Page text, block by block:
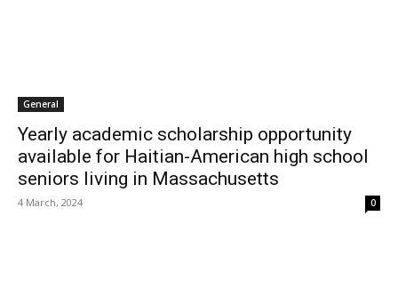
General
Yearly academic scholarship opportunity
available for Haitian-American high school
seniors living in Massachusetts
4 March, 2024 0